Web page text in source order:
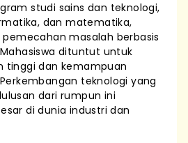
studi sains dan teknologi,
dan matematika,
masalah berbasis
dituntut untuk
tinggi dan kemampuan
teknologi yang
dari rumpun ini
di dunia industri dan